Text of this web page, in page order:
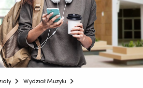
Wydział Muzyki